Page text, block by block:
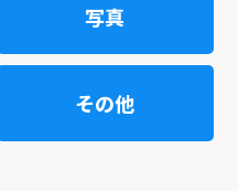
写真
その他